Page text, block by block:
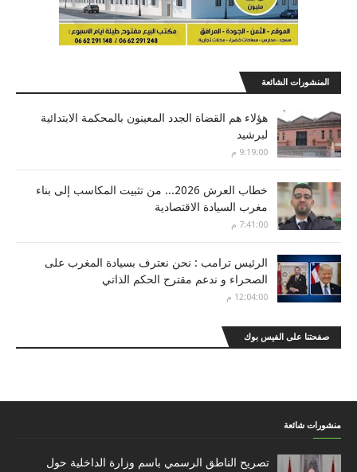
المنشورات الشائعة
هؤلاء هم القضاة الجدد المعينون بالمحكمة الابتدائية
لبرشيد
9:19:00 م
خطاب العرش 2026... من تثبيت المكاسب إلى بناء
مغرب السيادة الاقتصادية
7:41:00 م
الرئيس ترامب : نحن نعترف بسيادة المغرب على
الصحراء و ندعم مقترح الحكم الذاتي
12:04:00 م
صفحتنا على الفيس بوك
منشورات شائعة
تصريح الناطق الرسمي باسم وزارة الداخلية حول